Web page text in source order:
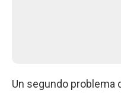
Un segundo problema